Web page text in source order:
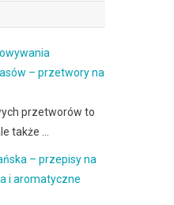
– przetwory na
przetworów to
także …
– przepisy na
i aromatyczne